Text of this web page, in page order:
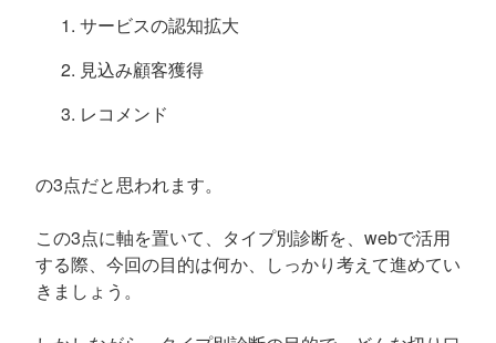
サービスの認知拡大
見込み顧客獲得
レコメンド
の3点だと思われます。
この3点に軸を置いて、タイプ別診断を、webで活用
する際、今回の目的は何か、しっかり考えて進めてい
きましょう。